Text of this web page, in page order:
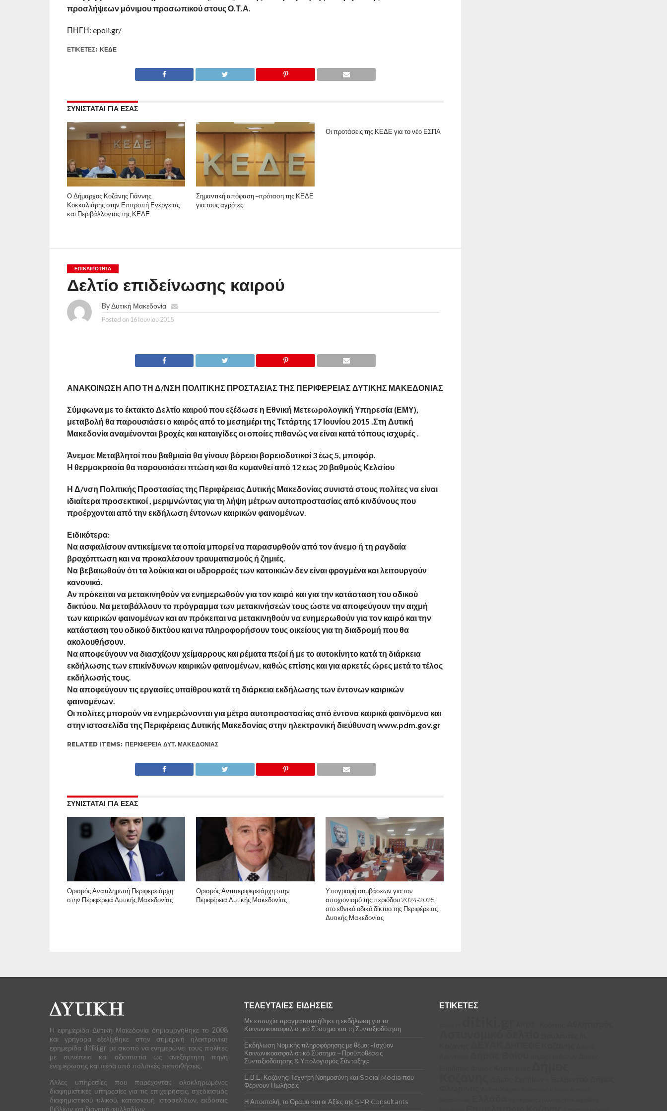
προσλήψεων μόνιμου προσωπικού στους Ο.Τ.Α.
ΠΗΓΗ: epoli.gr/
ΕΤΙΚΕΤΕΣ: ΚΕΔΕ
ΣΥΝΙΣΤΑΤΑΙ ΓΙΑ ΕΣΑΣ
Ο Δήμαρχος Κοζάνης Γιάννης
Κοκκαλιάρης στην Επιτροπή Ενέργειας
και Περιβάλλοντος της ΚΕΔΕ
Σημαντική απόφαση –πρόταση της ΚΕΔΕ
για τους αγρότες
Οι προτάσεις της ΚΕΔΕ για το νέο ΕΣΠΑ
ΕΠΙΚΑΙΡΟΤΗΤΑ
Δελτίο επιδείνωσης καιρού
ByΔυτική Μακεδονία
Posted on 16 Ιουνίου 2015
ΑΝΑΚΟΙΝΩΣΗ ΑΠΟ ΤΗ Δ/ΝΣΗ ΠΟΛΙΤΙΚΗΣ ΠΡΟΣΤΑΣΙΑΣ ΤΗΣ ΠΕΡΙΦΕΡΕΙΑΣ ΔΥΤΙΚΗΣ ΜΑΚΕΔΟΝΙΑΣ
Σύμφωνα με το έκτακτο Δελτίο καιρού που εξέδωσε η Εθνική Μετεωρολογική Υπηρεσία (ΕΜΥ),
μεταβολή θα παρουσιάσει ο καιρός από το μεσημέρι της Τετάρτης 17 Ιουνίου 2015 .Στη Δυτική
Μακεδονία αναμένονται βροχές και καταιγίδες οι οποίες πιθανώς να είναι κατά τόπους ισχυρές .
Άνεμοι: Μεταβλητοί που βαθμιαία θα γίνουν βόρειοι βορειοδυτικοί 3 έως 5, μποφόρ.
Η θερμοκρασία θα παρουσιάσει πτώση και θα κυμανθεί από 12 εως 20 βαθμούς Κελσίου
Η Δ/νση Πολιτικής Προστασίας της Περιφέρειας Δυτικής Μακεδονίας συνιστά στους πολίτες να είναι
ιδιαίτερα προσεκτικοί , μεριμνώντας για τη λήψη μέτρων αυτοπροστασίας από κινδύνους που
προέρχονται από την εκδήλωση έντονων καιρικών φαινομένων.
Ειδικότερα:
Να ασφαλίσουν αντικείμενα τα οποία μπορεί να παρασυρθούν από τον άνεμο ή τη ραγδαία
βροχόπτωση και να προκαλέσουν τραυματισμούς ή ζημιές.
Να βεβαιωθούν ότι τα λούκια και οι υδρορροές των κατοικιών δεν είναι φραγμένα και λειτουργούν
κανονικά.
Αν πρόκειται να μετακινηθούν να ενημερωθούν για τον καιρό και για την κατάσταση του οδικού
δικτύου. Να μεταβάλλουν το πρόγραμμα των μετακινήσεών τους ώστε να αποφεύγουν την αιχμή
των καιρικών φαινομένων και αν πρόκειται να μετακινηθούν να ενημερωθούν για τον καιρό και την
κατάσταση του οδικού δικτύου και να πληροφορήσουν τους οικείους για τη διαδρομή που θα
ακολουθήσουν.
Να αποφεύγουν να διασχίζουν χείμαρρους και ρέματα πεζοί ή με το αυτοκίνητο κατά τη διάρκεια
εκδήλωσης των επικίνδυνων καιρικών φαινομένων, καθώς επίσης και για αρκετές ώρες μετά το τέλος
εκδήλωσής τους.
Να αποφεύγουν τις εργασίες υπαίθρου κατά τη διάρκεια εκδήλωσης των έντονων καιρικών
φαινομένων.
Οι πολίτες μπορούν να ενημερώνονται για μέτρα αυτοπροστασίας από έντονα καιρικά φαινόμενα και
στην ιστοσελίδα της Περιφέρειας Δυτικής Μακεδονίας στην ηλεκτρονική διεύθυνση www.pdm.gov.gr
RELATED ITEMS: ΠΕΡΙΦΈΡΕΙΑ ΔΥΤ. ΜΑΚΕΔΟΝΊΑΣ
ΣΥΝΙΣΤΑΤΑΙ ΓΙΑ ΕΣΑΣ
Ορισμός Αναπληρωτή Περιφερειάρχη
στην Περιφέρεια Δυτικής Μακεδονίας
Ορισμός Αντιπεριφερειάρχη στην
Περιφέρεια Δυτικής Μακεδονίας
Υπογραφή συμβάσεων για τον
αποχιονισμό της περιόδου 2024-2025
στο εθνικό οδικό δίκτυο της Περιφέρειας
Δυτικής Μακεδονίας
Η εφημερίδα Δυτική Μακεδονία δημιουργήθηκε το 2008
και γρήγορα εξελίχθηκε στην σημερινή ηλεκτρονική
εφημερίδα ditiki.gr με σκοπό να ενημερώνει τους πολίτες
με συνέπεια και αξιοπιστία ως ανεξάρτητη πηγή
ενημέρωσης και πέρα από πολιτικές πεποιθήσεις.
Άλλες υπηρεσίες που παρέχονται: ολοκληρωμένες
διαφημιστικές υπηρεσίες για τις επιχειρήσεις, σχεδιασμός
διαφημιστικού υλικού, κατασκευή ιστοσελίδων, εκδόσεις
βιβλίων και διανομή φυλλαδίων
ΤΕΛΕΥΤΑΙΕΣ ΕΙΔΗΣΕΙΣ
Με επιτυχία πραγματοποιήθηκε η εκδήλωση για το
Κοινωνικοασφαλιστικό Σύστημα και τη Συνταξιοδότηση
Εκδήλωση Nομικής πληροφόρησης με θέμα: «Ισχύον
Κοινωνικοασφαλιστικό Σύστημα – Προϋποθέσεις
Συνταξιοδότησης & Υπολογισμός Σύνταξης»
Ε.Β.Ε. Κοζάνης: Τεχνητή Νοημοσύνη και Social Media που
Φέρνουν Πωλήσεις
Η Αποστολή, το Όραμα και οι Αξίες της SMR Consultants
ΕΤΙΚΈΤΕΣ